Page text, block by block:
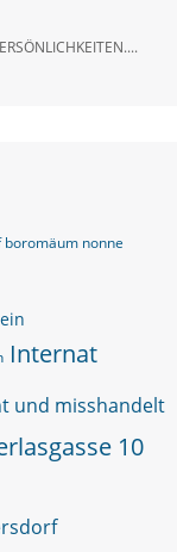
nonne
Internat
und misshandelt
10